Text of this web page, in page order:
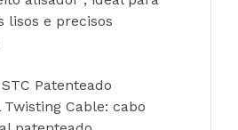
lisos e precisos
Patenteado
Cable: cabo